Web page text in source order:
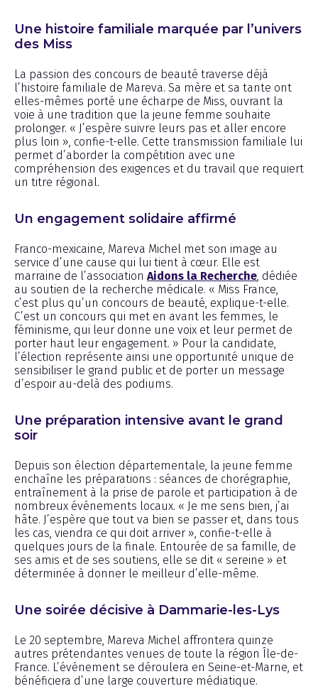
Une histoire familiale marquée par l’univers
des Miss
La passion des concours de beauté traverse déjà
l’histoire familiale de Mareva. Sa mère et sa tante ont
elles-mêmes porté une écharpe de Miss, ouvrant la
voie à une tradition que la jeune femme souhaite
prolonger. « J’espère suivre leurs pas et aller encore
plus loin », confie-t-elle. Cette transmission familiale lui
permet d’aborder la compétition avec une
compréhension des exigences et du travail que requiert
un titre régional.
Un engagement solidaire affirmé
Franco-mexicaine, Mareva Michel met son image au
service d’une cause qui lui tient à cœur. Elle est
marraine de l’association Aidons la Recherche , dédiée
au soutien de la recherche médicale. « Miss France,
c’est plus qu’un concours de beauté, explique-t-elle.
C’est un concours qui met en avant les femmes, le
féminisme, qui leur donne une voix et leur permet de
porter haut leur engagement. » Pour la candidate,
l’élection représente ainsi une opportunité unique de
sensibiliser le grand public et de porter un message
d’espoir au-delà des podiums.
Une préparation intensive avant le grand
soir
Depuis son élection départementale, la jeune femme
enchaîne les préparations : séances de chorégraphie,
entraînement à la prise de parole et participation à de
nombreux événements locaux. « Je me sens bien, j’ai
hâte. J’espère que tout va bien se passer et, dans tous
les cas, viendra ce qui doit arriver », confie-t-elle à
quelques jours de la finale. Entourée de sa famille, de
ses amis et de ses soutiens, elle se dit « sereine » et
déterminée à donner le meilleur d’elle-même.
Une soirée décisive à Dammarie-les-Lys
Le 20 septembre, Mareva Michel affrontera quinze
autres prétendantes venues de toute la région Île-de-
France. L’événement se déroulera en Seine-et-Marne, et
bénéficiera d’une large couverture médiatique.